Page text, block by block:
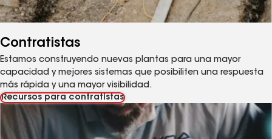
Contratistas
Estamos construyendo nuevas plantas para una mayor
capacidad y mejores sistemas que posibiliten una respuesta
más rápida y una mayor visibilidad.
Recursos para contratistas